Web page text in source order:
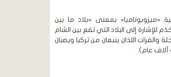
«ميزوبوتاميا» بمعنى «بلاد ما بين
للإشارة إلى البلاد التي تقع بين الشام
اللذان ينبعان من تركيا ويصبان
آلاف عام).